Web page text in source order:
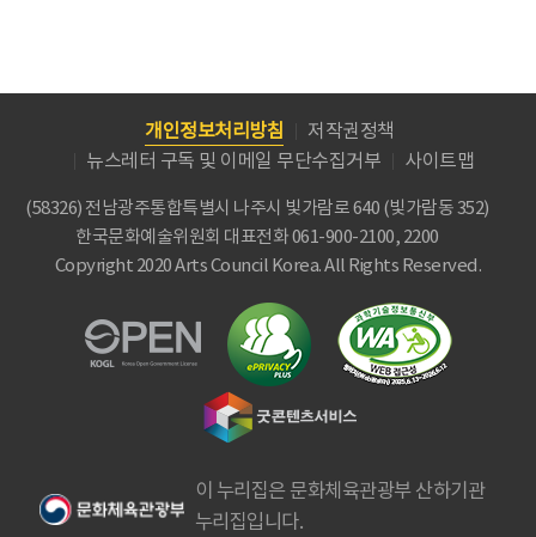
개인정보처리방침
저작권정책
뉴스레터 구독 및 이메일 무단수집거부
사이트맵
(58326) 전남광주통합특별시 나주시 빛가람로 640 (빛가람동 352)
한국문화예술위원회 대표전화 061-900-2100, 2200
Copyright 2020 Arts Council Korea. All Rights Reserved.
이 누리집은 문화체육관광부 산하기관
누리집입니다.